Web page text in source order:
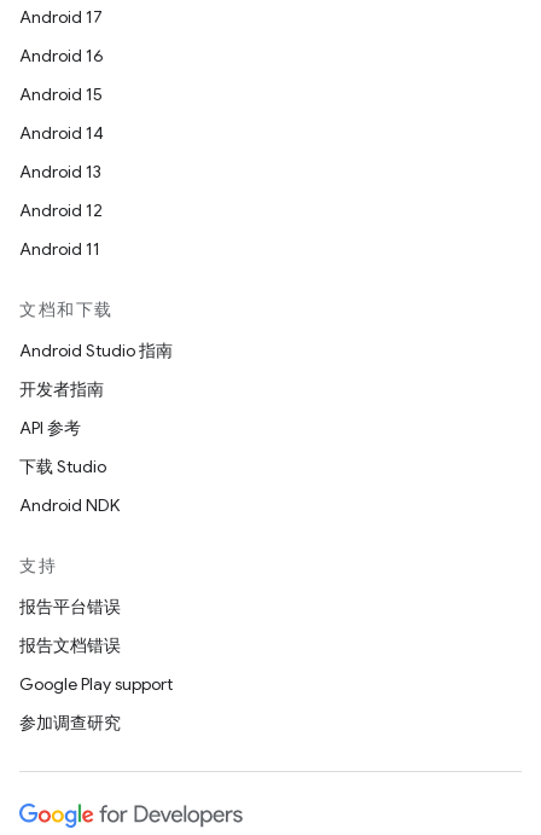
Android 17
Android 16
Android 15
Android 14
Android 13
Android 12
Android 11
文档和下载
Android Studio 指南
开发者指南
API 参考
下载 Studio
Android NDK
支持
报告平台错误
报告文档错误
Google Play support
参加调查研究